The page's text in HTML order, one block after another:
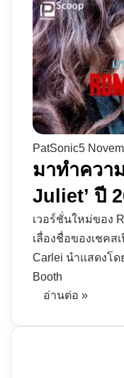
PatSonic5
มาทำควา
Juliet’ ปี
เวอร์ชั่นใหม่ของ
เลื่องชื่อของเชคส
Carlei นำแสดงโด
Booth
อ่านต่อ »